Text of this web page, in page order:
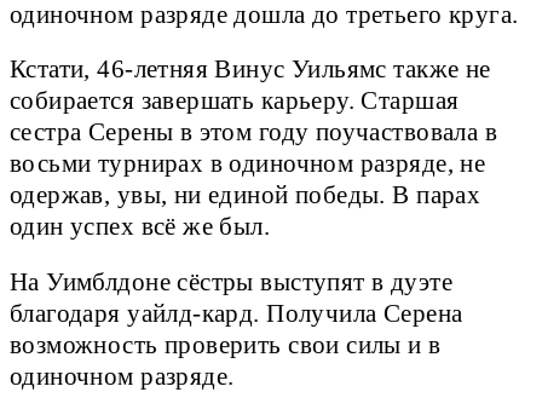
одиночном разряде дошла до третьего круга.
Кстати, 46-летняя Винус Уильямс также не
собирается завершать карьеру. Старшая
сестра Серены в этом году поучаствовала в
восьми турнирах в одиночном разряде, не
одержав, увы, ни единой победы. В парах
один успех всё же был.
На Уимблдоне сёстры выступят в дуэте
благодаря уайлд-кард. Получила Серена
возможность проверить свои силы и в
одиночном разряде.